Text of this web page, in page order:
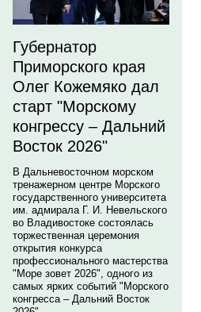
Губернатор
Приморского края
Олег Кожемяко дал
старт "Морскому
конгрессу – Дальний
Восток 2026"
В Дальневосточном морском
тренажерном центре Морского
государственного университета
им. адмирала Г. И. Невельского
во Владивостоке состоялась
торжественная церемония
открытия конкурса
профессионального мастерства
"Море зовет 2026", одного из
самых ярких событий "Морского
конгресса – Дальний Восток